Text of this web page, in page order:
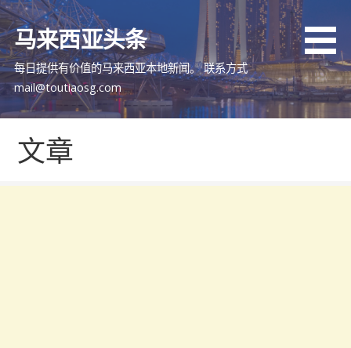
跳
至
内
容
马来西亚头条
每日提供有价值的马来西亚本地新闻。 联系方式
mail@toutiaosg.com
文章